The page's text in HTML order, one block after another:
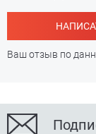
Ваш отзыв по